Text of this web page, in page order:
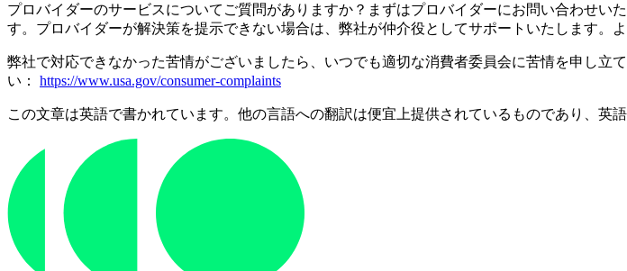
プロバイダーのサービスについてご質問がありますか？まずはプロバイダーにお問い合わせ
す。プロバイダーが解決策を提示できない場合は、弊社が仲介役としてサポートいたします。
弊社で対応できなかった苦情がございましたら、いつでも適切な消費者委員会に苦情を申し
い： https://www.usa.gov/consumer-complaints
この文章は英語で書かれています。他の言語への翻訳は便宜上提供されているものであり、英